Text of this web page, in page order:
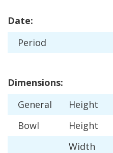
Date:
Period
Dimensions:
General
Height
Bowl
Height
Width